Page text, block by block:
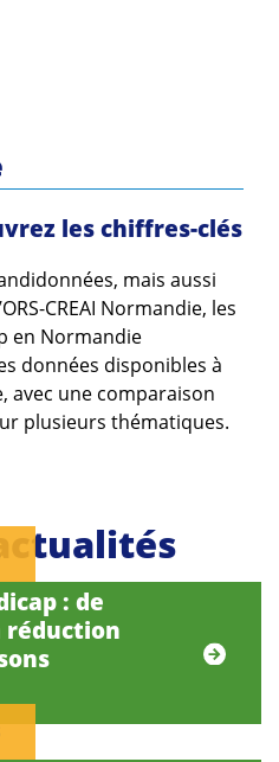
les chiffres-clés
mais aussi
CREAI Normandie, les
en Normandie
données disponibles à
avec une comparaison
plusieurs thématiques.
: de
réduction